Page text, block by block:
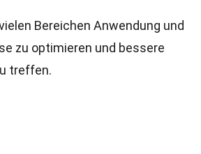
Bereichen Anwendung und
zu optimieren und bessere
treffen.